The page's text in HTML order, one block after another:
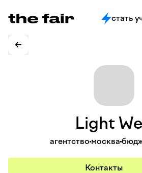
стать
Light
агентствомосква
Контакты